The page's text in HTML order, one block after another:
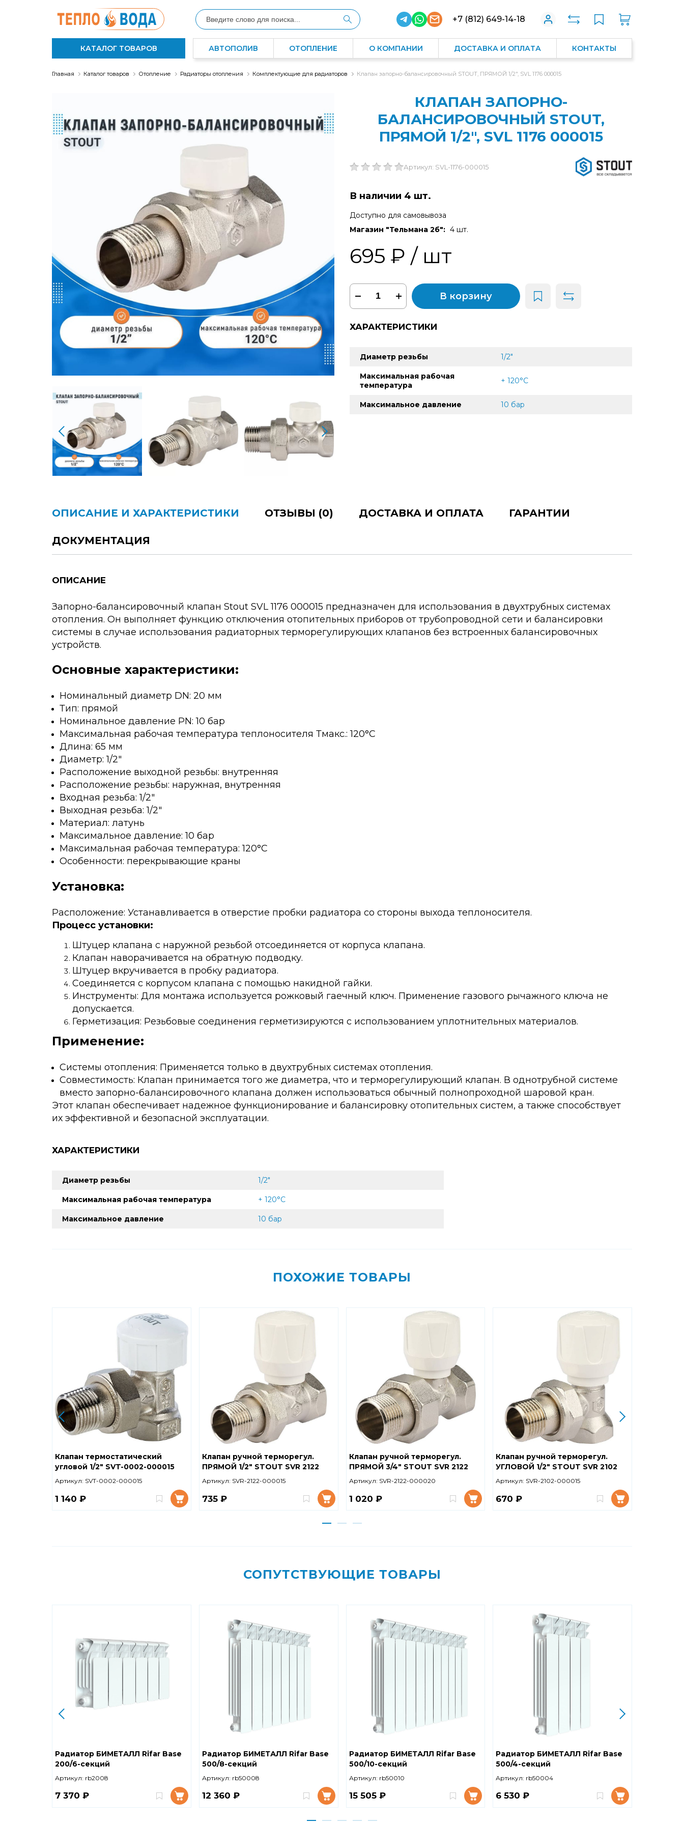
+7 (812) 649-14-18
КАТАЛОГ ТОВАРОВ АВТОПОЛИВ ОТОПЛЕНИЕ О КОМПАНИИ ДОСТАВКА И ОПЛАТА КОНТАКТЫ
Главная Каталог товаров Отопление Радиаторы отопления Комплектующие для радиаторов Клапан запорно-балансировочный STOUT, ПРЯМОЙ 1/2", SVL 1176 000015
КЛАПАН ЗАПОРНО-
БАЛАНСИРОВОЧНЫЙ STOUT,
ПРЯМОЙ 1/2", SVL 1176 000015
Артикул: SVL-1176-000015
В наличии 4 шт.
Доступно для самовывоза
Магазин "Тельмана 2б": 4 шт.
695 ₽ / шт
В корзину
ХАРАКТЕРИСТИКИ
Диаметр резьбы 1/2"
Максимальная рабочая
температура
+ 120°C
Максимальное давление 10 бар
ОПИСАНИЕ И ХАРАКТЕРИСТИКИ ОТЗЫВЫ (0) ДОСТАВКА И ОПЛАТА ГАРАНТИИ
ДОКУМЕНТАЦИЯ
ОПИСАНИЕ
Запорно-балансировочный клапан Stout SVL 1176 000015 предназначен для использования в двухтрубных системах
отопления. Он выполняет функцию отключения отопительных приборов от трубопроводной сети и балансировки
системы в случае использования радиаторных терморегулирующих клапанов без встроенных балансировочных
устройств.
Основные характеристики:
Номинальный диаметр DN: 20 мм
Тип: прямой
Номинальное давление PN: 10 бар
Максимальная рабочая температура теплоносителя Тмакс.: 120°C
Длина: 65 мм
Диаметр: 1/2"
Расположение выходной резьбы: внутренняя
Расположение резьбы: наружная, внутренняя
Входная резьба: 1/2"
Выходная резьба: 1/2"
Материал: латунь
Максимальное давление: 10 бар
Максимальная рабочая температура: 120°C
Особенности: перекрывающие краны
Установка:
Расположение: Устанавливается в отверстие пробки радиатора со стороны выхода теплоносителя.
Процесс установки:
Штуцер клапана с наружной резьбой отсоединяется от корпуса клапана.
Клапан наворачивается на обратную подводку.
Штуцер вкручивается в пробку радиатора.
Соединяется с корпусом клапана с помощью накидной гайки.
Инструменты: Для монтажа используется рожковый гаечный ключ. Применение газового рычажного ключа не
допускается.
Герметизация: Резьбовые соединения герметизируются с использованием уплотнительных материалов.
Применение:
Системы отопления: Применяется только в двухтрубных системах отопления.
Совместимость: Клапан принимается того же диаметра, что и терморегулирующий клапан. В однотрубной системе
вместо запорно-балансировочного клапана должен использоваться обычный полнопроходной шаровой кран.
Этот клапан обеспечивает надежное функционирование и балансировку отопительных систем, а также способствует
их эффективной и безопасной эксплуатации.
ХАРАКТЕРИСТИКИ
Диаметр резьбы 1/2"
Максимальная рабочая температура + 120°C
Максимальное давление 10 бар
ПОХОЖИЕ ТОВАРЫ
Клапан термостатический
угловой 1/2" SVT-0002-000015
STOUT
Артикул: SVT-0002-000015
1 140 ₽
Клапан ручной терморегул.
ПРЯМОЙ 1/2" STOUT SVR 2122
000015
Артикул: SVR-2122-000015
735 ₽
Клапан ручной терморегул.
ПРЯМОЙ 3/4" STOUT SVR 2122
000020
Артикул: SVR-2122-000020
1 020 ₽
Клапан ручной терморегул.
УГЛОВОЙ 1/2" STOUT SVR 2102
000015
Артикул: SVR-2102-000015
670 ₽
СОПУТСТВУЮЩИЕ ТОВАРЫ
Радиатор БИМЕТАЛЛ Rifar Base
200/6-секций
Артикул: rb2008
7 370 ₽
Радиатор БИМЕТАЛЛ Rifar Base
500/8-секций
Артикул: rb50008
12 360 ₽
Радиатор БИМЕТАЛЛ Rifar Base
500/10-секций
Артикул: rb50010
15 505 ₽
Радиатор БИМЕТАЛЛ Rifar Base
500/4-секций
Артикул: rb50004
6 530 ₽